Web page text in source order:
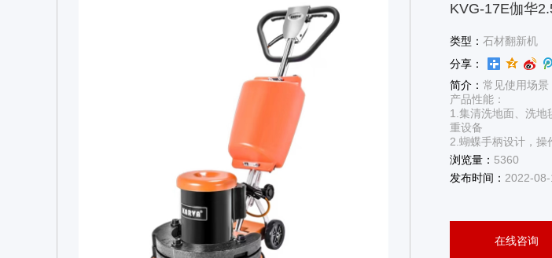
KVG-17E伽华
类型： 石材翻新机
分享：
简介： 常见使用场景
产品性能：
1.集清洗地面、洗地
重设备
2.蝴蝶手柄设计，操
浏览量： 5360
发布时间： 2022-
在线咨询